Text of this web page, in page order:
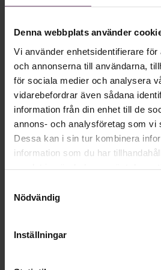
Denna webbplats använder
Vi använder enhetsidentifierare
och annonserna till användarna,
för sociala medier och analysera
vidarebefordrar även sådana
information från din enhet till de
annons- och analysföretag som vi
Dessa kan i sin tur kombinera
information som du har
Nödvändig
Inställningar
Mer på ämnet
Hälsa
Längre semester, längre
Ge dig själv eller dina nya chefer
rollen – och förutsättningar att
mest etablerade utbildning för
erfarenhet av chefsyrket.
LÄS MER OCH